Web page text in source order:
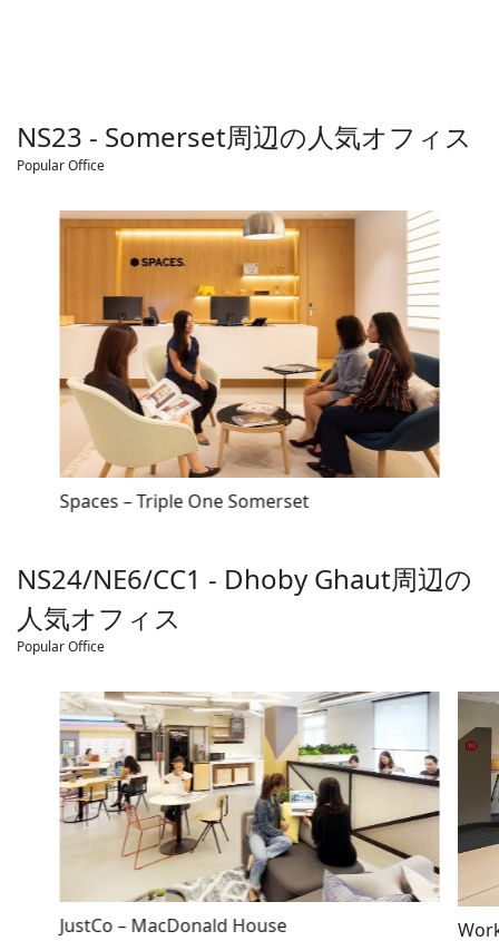
NS23 - Somerset周辺の人気オフィス
Popular Office
Spaces – Triple One Somerset
NS24/NE6/CC1 - Dhoby Ghaut周辺の
人気オフィス
Popular Office
JustCo – MacDonald House